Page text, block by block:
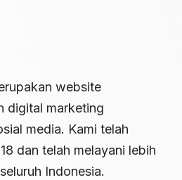
website
digital marketing
media. Kami telah
dan telah melayani lebih
Indonesia.